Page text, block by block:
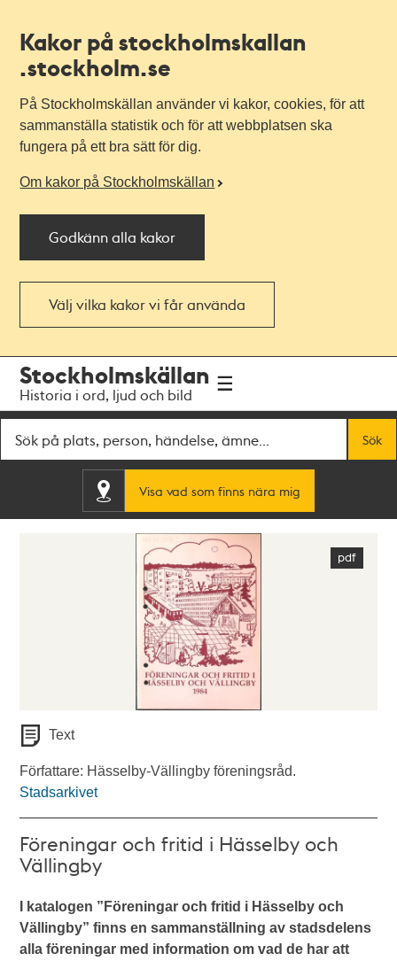
Kakor på stockholmskallan
.stockholm.se
På Stockholmskällan använder vi kakor, cookies, för att
sammanställa statistik och för att webbplatsen ska
fungera på ett bra sätt för dig.
Om kakor på Stockholmskällan
Godkänn alla kakor
Välj vilka kakor vi får använda
navigationen
huvudinnehållet
Stockholmskällan
Historia i ord, ljud och bild
Sök
Visa vad som finns nära mig
Text
Författare: Hässelby-Vällingby föreningsråd.
Stadsarkivet
Föreningar och fritid i Hässelby och
Vällingby
I katalogen ”Föreningar och fritid i Hässelby och
Vällingby” finns en sammanställning av stadsdelens
alla föreningar med information om vad de har att